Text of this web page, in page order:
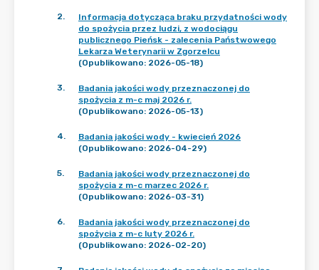
2.
Informacja dotycząca braku przydatności wody
do spożycia przez ludzi, z wodociągu
publicznego Pieńsk - zalecenia Państwowego
Lekarza Weterynarii w Zgorzelcu
(Opublikowano: 2026-05-18)
3.
Badania jakości wody przeznaczonej do
spożycia z m-c maj 2026 r.
(Opublikowano: 2026-05-13)
4.
Badania jakości wody - kwiecień 2026
(Opublikowano: 2026-04-29)
5.
Badania jakości wody przeznaczonej do
spożycia z m-c marzec 2026 r.
(Opublikowano: 2026-03-31)
6.
Badania jakości wody przeznaczonej do
spożycia z m-c luty 2026 r.
(Opublikowano: 2026-02-20)